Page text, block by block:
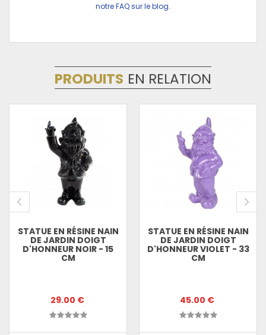
notre FAQ sur le blog.
PRODUITS EN RELATION
STATUE EN RÉSINE NAIN
DE JARDIN DOIGT
D'HONNEUR NOIR - 15
CM
29.00 €
STATUE EN RÉSINE NAIN
DE JARDIN DOIGT
D'HONNEUR VIOLET - 33
CM
45.00 €